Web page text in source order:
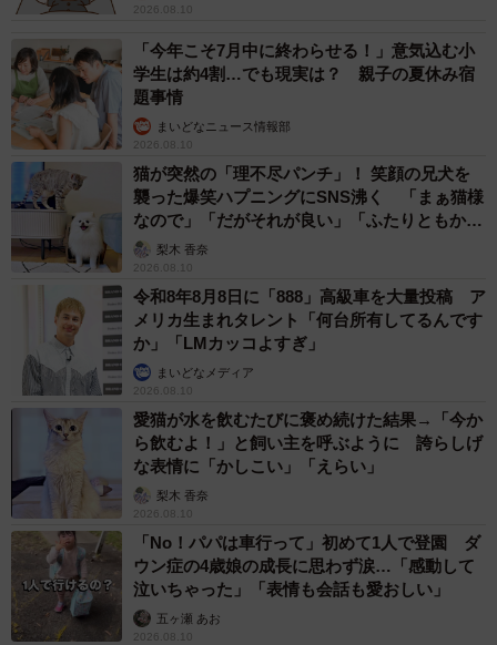
置物のようなひまりちゃん
2026.08.10
「今年こそ7月中に終わらせる！」意気込む小
学生は約4割…でも現実は？ 親子の夏休み宿
題事情
まいどなニュース情報部
2026.08.10
猫が突然の「理不尽パンチ」！ 笑顔の兄犬を
襲った爆笑ハプニングにSNS沸く 「まぁ猫様
なので」「だがそれが良い」「ふたりともかわ
いいね」
梨木 香奈
2026.08.10
令和8年8月8日に「888」高級車を大量投稿 ア
メリカ生まれタレント「何台所有してるんです
か」「LMカッコよすぎ」
まいどなメディア
2026.08.10
愛猫が水を飲むたびに褒め続けた結果→「今か
ら飲むよ！」と飼い主を呼ぶように 誇らしげ
な表情に「かしこい」「えらい」
梨木 香奈
2026.08.10
「No！パパは車行って」初めて1人で登園 ダ
ウン症の4歳娘の成長に思わず涙…「感動して
泣いちゃった」「表情も会話も愛おしい」
五ヶ瀬 あお
2026.08.10